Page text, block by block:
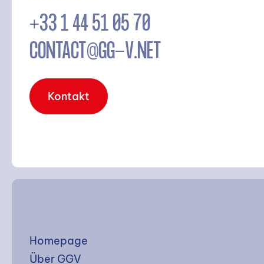
+33 1 44 51 05 70
CONTACT@GG-V.NET
Kontakt
Homepage
Über GGV